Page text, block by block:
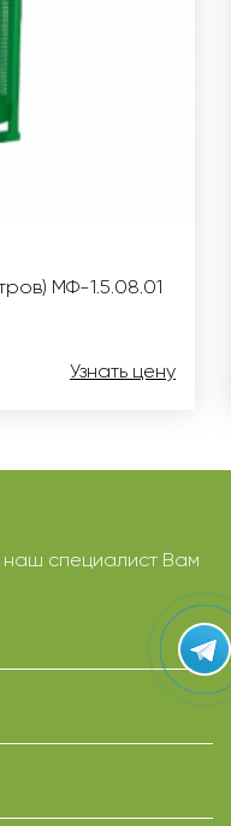
МФ-1.5.08.01
Узнать цену
наш специалист Вам